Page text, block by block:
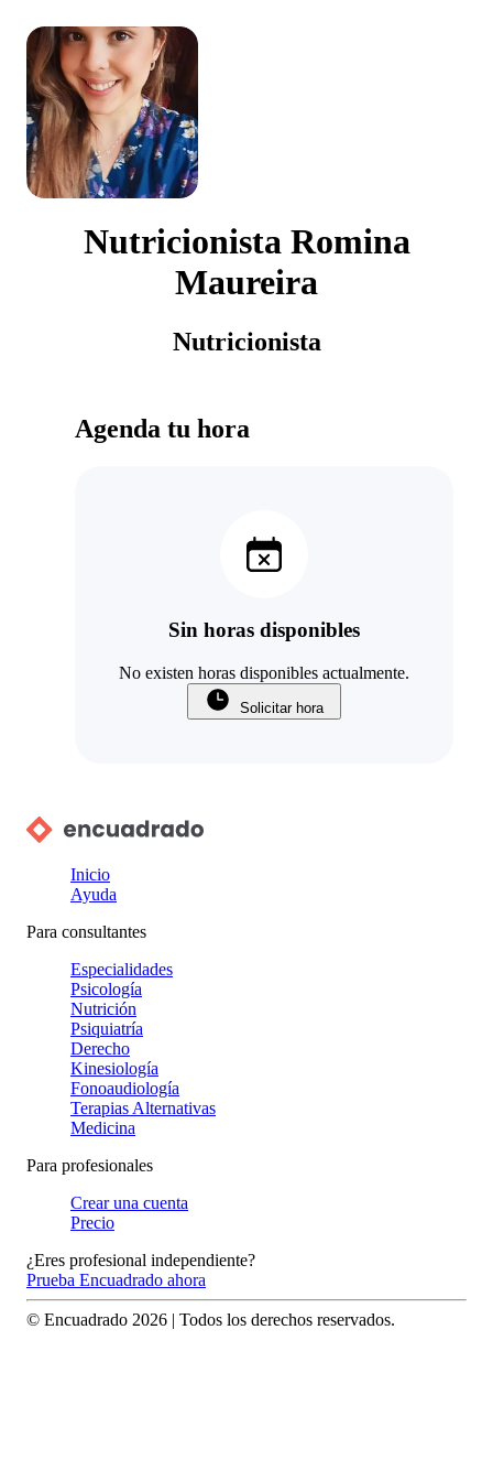
Nutricionista Romina
Maureira
Nutricionista
Agenda tu hora
Sin horas disponibles
No existen horas disponibles actualmente.
Solicitar hora
Inicio
Ayuda
Para consultantes
Especialidades
Psicología
Nutrición
Psiquiatría
Derecho
Kinesiología
Fonoaudiología
Terapias Alternativas
Medicina
Para profesionales
Crear una cuenta
Precio
¿Eres profesional independiente?
Prueba Encuadrado ahora
© Encuadrado 2026 | Todos los derechos reservados.